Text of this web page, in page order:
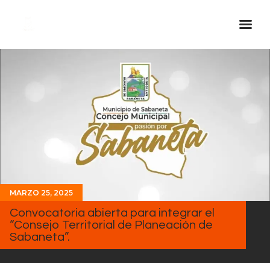
Inicio Real FM
Streaming
Descarga La APP
Programas
Equipo
Sobre Nosotros
Contactos
MARZO 25, 2025
Convocatoria abierta para integrar el
“Consejo Territorial de Planeación de
Sabaneta”.